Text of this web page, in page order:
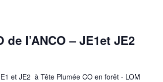
l’ANCO – JE1et JE2
et JE2 à Tête Plumée CO en forêt - LOM